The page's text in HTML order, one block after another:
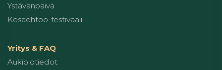
Ystävänpäivä
Kesäehtoo-festivaali
Yritys & FAQ
Aukiolotiedot